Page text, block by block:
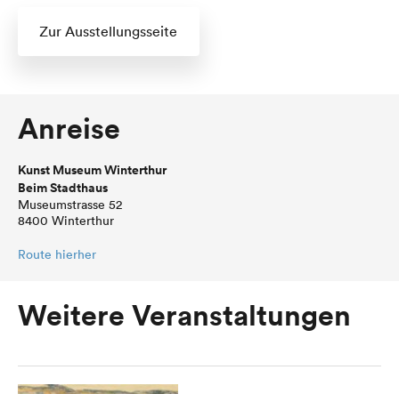
Zur Ausstellungsseite
Anreise
Kunst Museum Winterthur
Beim Stadthaus
Museumstrasse 52
8400 Winterthur
Route hierher
Weitere Veranstaltungen